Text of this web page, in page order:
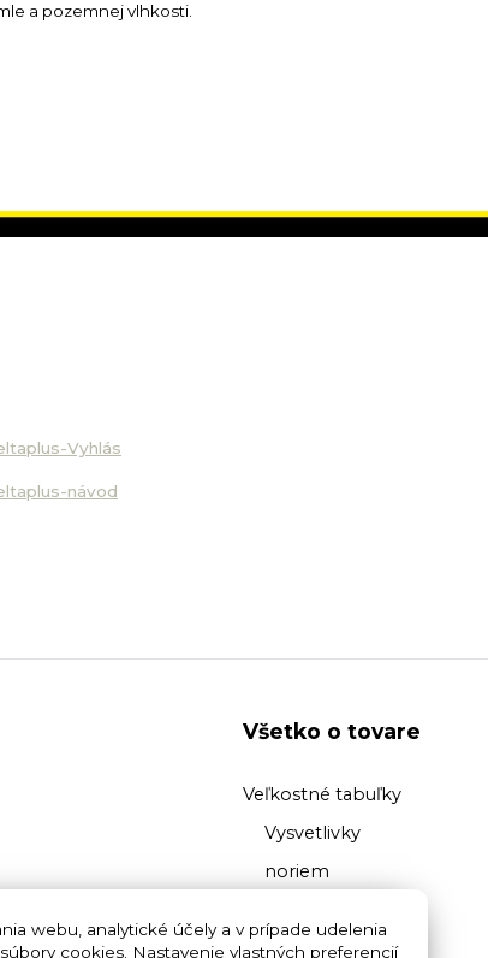
a pozemnej vlhkosti.
Vyhlás
návod
Všetko o tovare
Veľkostné tabuľky
Vysvetlivky
noriem
materiálov
webu, analytické účely a v prípade udelenia
cookies. Nastavenie vlastných preferencií